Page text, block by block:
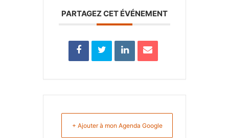
PARTAGEZ CET ÉVÉNEMENT
+ Ajouter à mon Agenda Google